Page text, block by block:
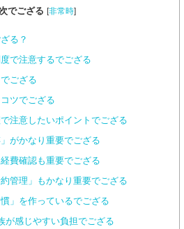
でござる [非常時]
る？
で注意するでござる
ござる
ツでござる
注意したいポイントでござる
がかなり重要でござる
費確認も重要でござる
管理」もかなり重要でござる
」を作っているでござる
が感じやすい負担でござる